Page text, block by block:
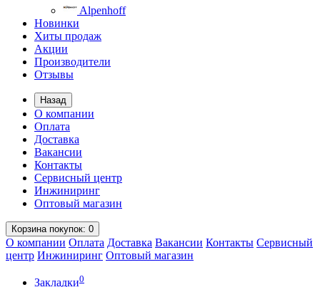
Alpenhoff
Новинки
Хиты продаж
Акции
Производители
Отзывы
Назад
О компании
Оплата
Доставка
Вакансии
Контакты
Сервисный центр
Инжиниринг
Оптовый магазин
Корзинапокупок: 0
О компании Оплата Доставка Вакансии Контакты Сервисный
центр Инжиниринг Оптовый магазин
Закладки0